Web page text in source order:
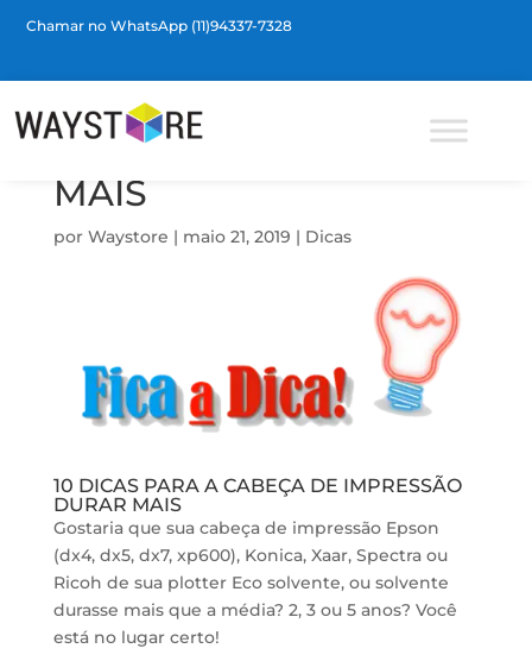
Chamar no WhatsApp (11)94337-7328
10 DICAS PARA A
CABEÇA DE
IMPRESSÃO DURAR
MAIS
por Waystore | maio 21, 2019 | Dicas
10 DICAS PARA A CABEÇA DE IMPRESSÃO
DURAR MAIS
Gostaria que sua cabeça de impressão Epson
(dx4, dx5, dx7, xp600), Konica, Xaar, Spectra ou
Ricoh de sua plotter Eco solvente, ou solvente
durasse mais que a média? 2, 3 ou 5 anos? Você
está no lugar certo!
Barra de Ferramentas Aberta